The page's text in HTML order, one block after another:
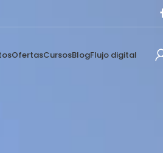
OfertasCursosBlogFlujo digital